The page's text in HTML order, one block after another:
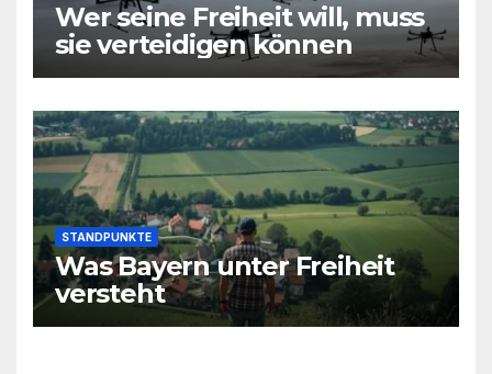
Wer seine Freiheit will, muss
sie verteidigen können
STANDPUNKTE
Was Bayern unter Freiheit
versteht